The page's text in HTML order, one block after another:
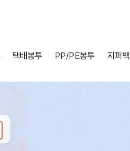
택배봉투 PP/PE봉투 지퍼백